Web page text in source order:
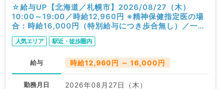
☆給与UP【北海道／札幌市】2026/08/27（木）
10:00～19:00／時給12,960円 ※精神保健指定医の場
合：時給16,000円（特別給与につき歩合無し）／一般
外来／精神科
人気エリア 駅近・徒歩圏内
給与 時給12,960円 ～ 16,000円
勤務月日 2026年08月27日（木）